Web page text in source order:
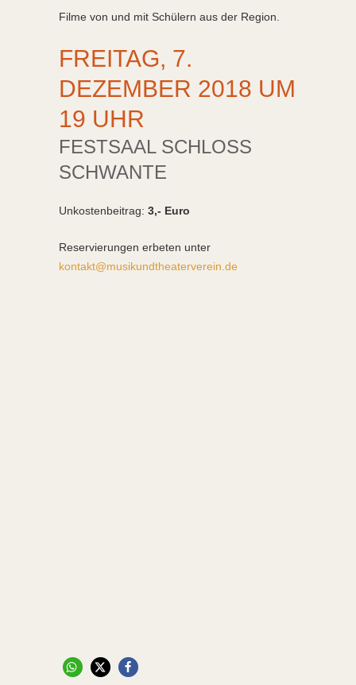
Filme von und mit Schülern aus der Region.
FREITAG, 7.
DEZEMBER 2018 UM
19 UHR
FESTSAAL SCHLOSS
SCHWANTE
Unkostenbeitrag: 3,- Euro
Reservierungen erbeten unter
kontakt@musikundtheaterverein.de